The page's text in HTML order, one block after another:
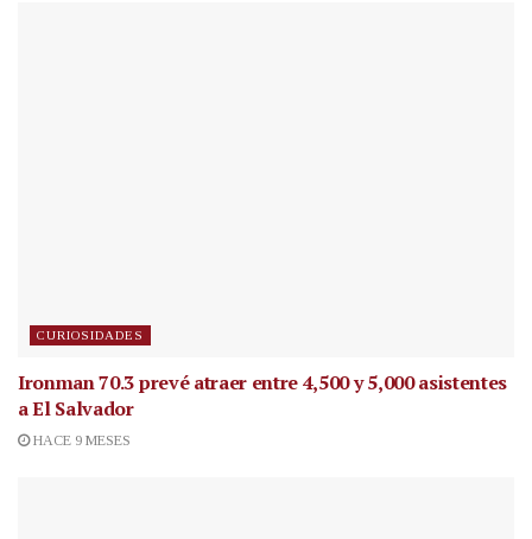
CURIOSIDADES
Ironman 70.3 prevé atraer entre 4,500 y 5,000 asistentes
a El Salvador
HACE 9 MESES